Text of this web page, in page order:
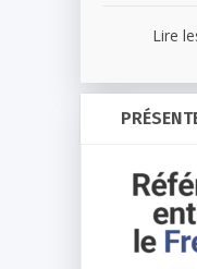
Lire